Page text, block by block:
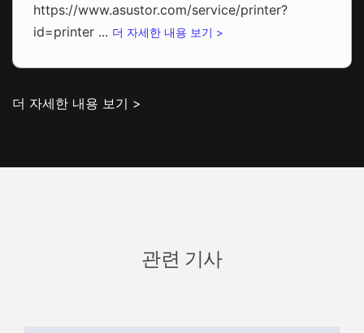
https://www.asustor.com/service/printer?
id=printer ... 더 자세한 내용 보기 >
더 자세한 내용 보기 >
관련 기사